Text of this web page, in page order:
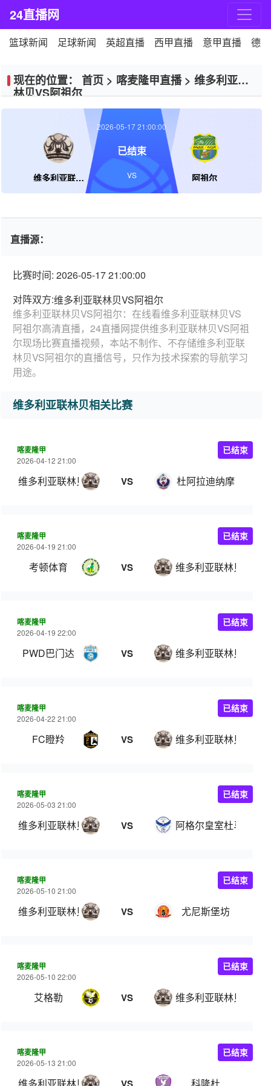
24直播网
篮球新闻 足球新闻 英超直播 西甲直播 意甲直播 德
现在的位置： 首页 > 喀麦隆甲直播> 维多利亚联
林贝VS阿祖尔
维多利亚联林贝 阿祖尔
2026-05-17 21:00:00
已结束
VS
直播源：
比赛时间: 2026-05-17 21:00:00
对阵双方:维多利亚联林贝VS阿祖尔
维多利亚联林贝VS阿祖尔：在线看维多利亚联林贝VS
阿祖尔高清直播，24直播网提供维多利亚联林贝VS阿祖
尔现场比赛直播视频，本站不制作、不存储维多利亚联
林贝VS阿祖尔的直播信号，只作为技术探索的导航学习
用途。
维多利亚联林贝相关比赛
喀麦隆甲
2026-04-12 21:00
维多利亚联林贝 VS 杜阿拉迪纳摩
已结束
喀麦隆甲
2026-04-19 21:00
考顿体育 VS 维多利亚联林贝
已结束
喀麦隆甲
2026-04-19 22:00
PWD巴门达 VS 维多利亚联林贝
已结束
喀麦隆甲
2026-04-22 21:00
FC瞪羚 VS 维多利亚联林贝
已结束
喀麦隆甲
2026-05-03 21:00
维多利亚联林贝 VS 阿格尔皇室杜马
已结束
喀麦隆甲
2026-05-10 21:00
维多利亚联林贝 VS 尤尼斯堡坊
已结束
喀麦隆甲
2026-05-10 22:00
艾格勒 VS 维多利亚联林贝
已结束
喀麦隆甲
2026-05-13 21:00
已结束